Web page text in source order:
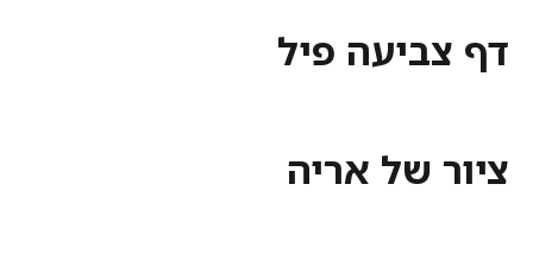
פיל
של אריה